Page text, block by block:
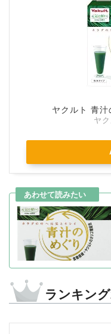
ヤクルト 青
ヤ
ランキン